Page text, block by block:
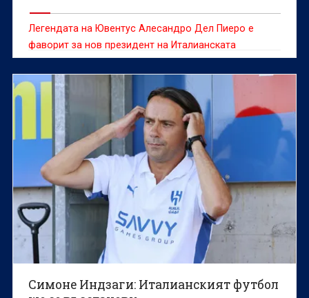
Легендата на Ювентус Алесандро Дел Пиеро е
фаворит за нов президент на Италианската
футболна федерация след оставката на Габриеле
Гравина
Симоне Индзаги: Италианският футбол